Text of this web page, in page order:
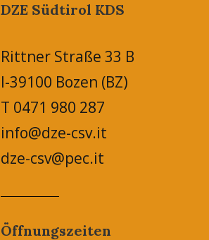
DZE Südtirol KDS
Rittner Straße 33 B
I-39100 Bozen (BZ)
T 0471 980 287
info@dze-csv.it
dze-csv@pec.it
Öffnungszeiten